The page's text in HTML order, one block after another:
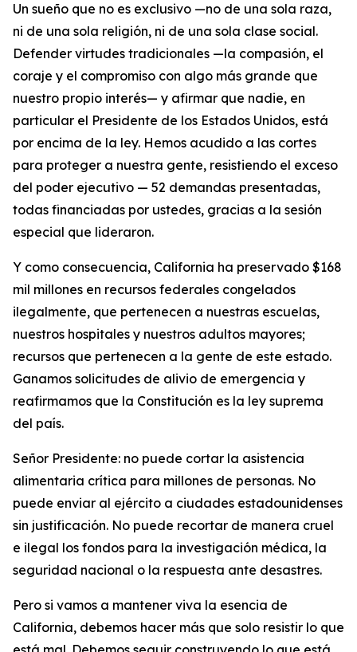
Un sueño que no es exclusivo —no de una sola raza,
ni de una sola religión, ni de una sola clase social.
Defender virtudes tradicionales —la compasión, el
coraje y el compromiso con algo más grande que
nuestro propio interés— y afirmar que nadie, en
particular el Presidente de los Estados Unidos, está
por encima de la ley. Hemos acudido a las cortes
para proteger a nuestra gente, resistiendo el exceso
del poder ejecutivo — 52 demandas presentadas,
todas financiadas por ustedes, gracias a la sesión
especial que lideraron.
Y como consecuencia, California ha preservado $168
mil millones en recursos federales congelados
ilegalmente, que pertenecen a nuestras escuelas,
nuestros hospitales y nuestros adultos mayores;
recursos que pertenecen a la gente de este estado.
Ganamos solicitudes de alivio de emergencia y
reafirmamos que la Constitución es la ley suprema
del país.
Señor Presidente: no puede cortar la asistencia
alimentaria crítica para millones de personas. No
puede enviar al ejército a ciudades estadounidenses
sin justificación. No puede recortar de manera cruel
e ilegal los fondos para la investigación médica, la
seguridad nacional o la respuesta ante desastres.
Pero si vamos a mantener viva la esencia de
California, debemos hacer más que solo resistir lo que